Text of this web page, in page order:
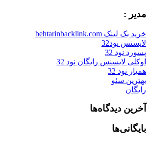
مدیر :
خرید بک لینک behtarinbacklink.com
لایسنس نود32
پسورد نود 32
اوکلی لایسنس رایگان نود 32
همیار نود 32
بهترین سئو
رایگان
آخرین دیدگاه‌ها
بایگانی‌ها